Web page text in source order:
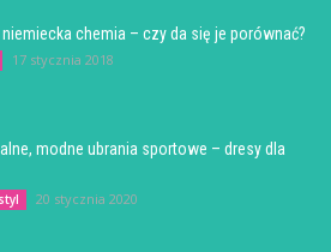
niemiecka chemia – czy da się je porównać?
17 stycznia 2018
modne ubrania sportowe – dresy dla
20 stycznia 2020